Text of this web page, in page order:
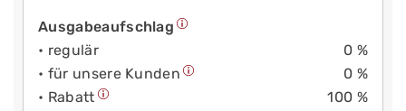
Ausgabeaufschlag
• regulär
0 %
• für unsere Kunden
0 %
• Rabatt
100 %